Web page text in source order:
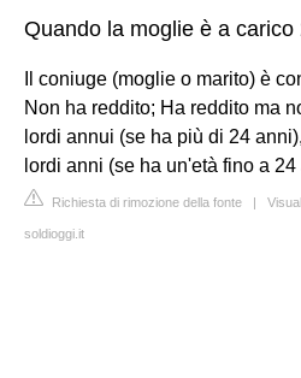
Quando la moglie è a carico
Il coniuge (moglie o marito) è
Non ha reddito; Ha reddito ma
lordi annui (se ha più di 24
lordi anni (se ha un'età fino a 24
Richiesta di rimozione della fonte |
soldioggi.it